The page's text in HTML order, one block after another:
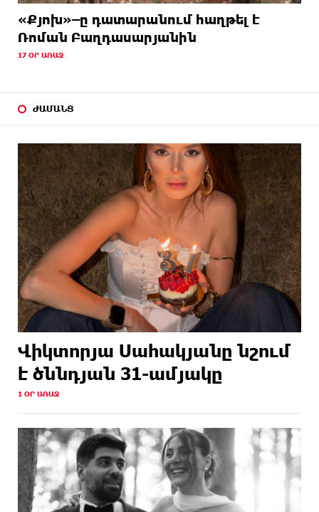
«Քյոխ»–ը դատարանում հաղթել է
Ռոման Բաղդասարյանին
17 ՕՐ ԱՌԱՋ
ԺԱՄԱՆՑ
Վիկտորյա Սահակյանը նշում
է ծննդյան 31-ամյակը
1 ՕՐ ԱՌԱՋ